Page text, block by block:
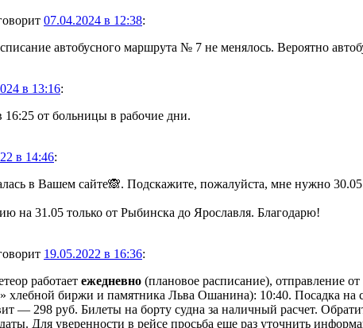
07.04.2024 в 12:38:
автобусного маршрута № 7 не менялось. Вероятно
в 13:16:
от больницы в рабочие дни.
в 14:46:
в Вашем сайте🙈. Подскажите, пожалуйста, мне нужно 30.05
на 31.05 только от Рыбинска до Ярославля. Благодарю!
19.05.2022 в 16:36:
работает ежедневно (плановое расписание), отправление
хлебной биржи и памятника Льва Ошанина): 10:40. Посадка на
— 298 руб. Билеты на борту судна за наличный расчет.
Для уверенности в рейсе просьба еще раз уточнить